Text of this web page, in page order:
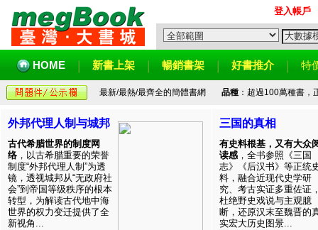
登入帳戶
HOME 新書上架 暢銷書架 好書推介 特
最新/最熱/最齊全的簡體書網 品種：超過100萬種書，
外邦代理人制与城邦
古代希腊世界的制度网
络 ，以古希腊重要的荣誉
制度“外邦代理人制”为透
镜，透视城邦从“无政府社
会”到帝国等级秩序的根本
转型，为解读古代地中海
世界的权力变迁提供了全
新视角...
三国的真相
有史料根基，又有大众
读感 ，全书参照《三国
志》《后汉书》等正统
料，融合近现代史学研
究、考古实证多重佐证
杜绝野史戏说与主观臆
断，还原汉末至魏晋的
实宏大历史图景...